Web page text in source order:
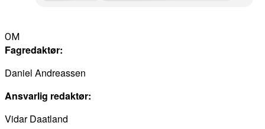
OM
Fagredaktør:
Daniel Andreassen
Ansvarlig redaktør:
Vidar Daatland